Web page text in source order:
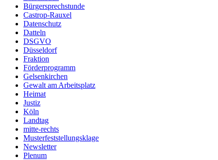
Bürgersprechstunde
Castrop-Rauxel
Datenschutz
Datteln
DSGVO
Düsseldorf
Fraktion
Förderprogramm
Gelsenkirchen
Gewalt am Arbeitsplatz
Heimat
Justiz
Köln
Landtag
mitte-rechts
Musterfeststellungsklage
Newsletter
Plenum